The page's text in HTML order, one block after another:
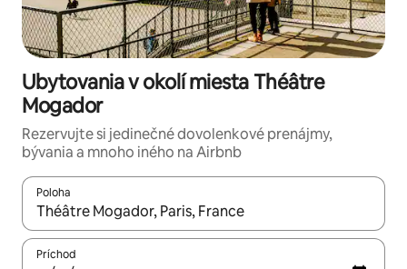
Ubytovania v okolí miesta Théâtre
Mogador
Rezervujte si jedinečné dovolenkové prenájmy,
bývania a mnoho iného na Airbnb
Poloha
Keď budú výsledky k dispozícii, môžete si ich prechádzať
Príchod